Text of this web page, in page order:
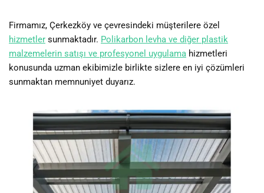
Firmamız, Çerkezköy ve çevresindeki müşterilere özel
hizmetler sunmaktadır. Polikarbon levha ve diğer plastik
malzemelerin satışı ve profesyonel uygulama hizmetleri
konusunda uzman ekibimizle birlikte sizlere en iyi çözümleri
sunmaktan memnuniyet duyarız.